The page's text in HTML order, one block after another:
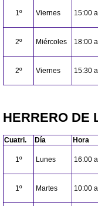
1º Viernes 15:00
2º Miércoles 18:00
2º Viernes 15:30
HERRERO DE
Cuatri. Día Hora
1º Lunes 16:00
1º Martes 10:00